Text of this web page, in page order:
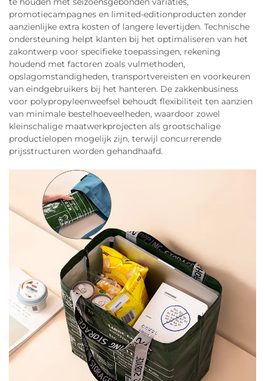
promotiecampagnes en limited-editionproducten zonder
aanzienlijke extra kosten of langere levertijden. Technische
ondersteuning helpt klanten bij het optimaliseren van het
zakontwerp voor specifieke toepassingen, rekening
houdend met factoren zoals vulmethoden,
opslagomstandigheden, transportvereisten en voorkeuren
van eindgebruikers bij het hanteren. De zakkenbusiness
voor polypropyleenweefsel behoudt flexibiliteit ten aanzien
van minimale bestelhoeveelheden, waardoor zowel
kleinschalige maatwerkprojecten als grootschalige
productielopen mogelijk zijn, terwijl concurrerende
prijsstructuren worden gehandhaafd.